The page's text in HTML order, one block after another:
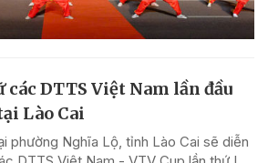
các DTTS Việt Nam lần đầu
Lào Cai
phường Nghĩa Lộ, tỉnh Lào Cai sẽ diễn